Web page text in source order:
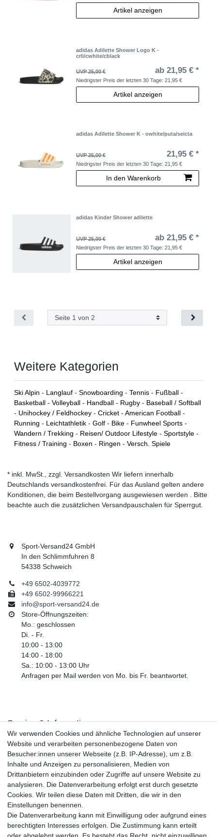
Artikel anzeigen
adidas Adilette Shower Logo K -
crli/cwhite/cblack
UVP 25,00 € ab 21,95 € *
Niedrigster Preis der letzten 30 Tage:21,95 €
Artikel anzeigen
adidas Adilette Shower K - owhite/puta/seicta
UVP 25,00 € 21,95 € *
Niedrigster Preis der letzten 30 Tage:21,95 €
In den Warenkorb
adidas Kinder Shower adilette
UVP 25,00 € ab 21,95 € *
Niedrigster Preis der letzten 30 Tage:21,95 €
Artikel anzeigen
Weitere Kategorien
Ski Alpin - Langlauf - Snowboarding - Tennis - Fußball -
Basketball - Volleyball - Handball - Rugby - Baseball / Softball
- Unihockey / Feldhockey - Cricket - American Football -
Running - Leichtathletik - Golf - Bike - Funwheel Sports -
Wandern / Trekking - Reisen/ Outdoor Lifestyle - Sportstyle -
Fitness / Training - Boxen - Ringen - Versch. Spiele
* inkl. MwSt., zzgl. Versandkosten Wir liefern innerhalb
Deutschlands versandkostenfrei. Für das Ausland gelten andere
Konditionen, die beim Bestellvorgang ausgewiesen werden . Bitte
beachte auch die zusätzlichen Versandpauschalen für Sperrgut.
Sport-Versand24 GmbH
In den Schlimmfuhren 8
54338 Schweich
+49 6502-4039772
+49 6502-99966221
info@sport-versand24.de
Store-Öffnungszeiten:
Mo.: geschlossen
Di. - Fr.
10:00 - 13:00
14:00 - 18:00
Sa.: 10:00 - 13:00 Uhr
Anfragen per Mail werden von Mo. bis Fr. beantwortet.
Service & Informationen
Kontakt
Retouren
Widerrufsrecht
Widerrufs­formular
Impressum
Daten­schutz­erklärung
AGB
Größentabelle
Kataloge
Barrierefreiheitserklärung
Wir verwenden Cookies und ähnliche Technologien auf unserer
Website und verarbeiten personenbezogene Daten von
Besucher:innen unserer Webseite (z.B. IP-Adresse), um z.B.
Inhalte und Anzeigen zu personalisieren, Medien von
Drittanbietern einzubinden oder Zugriffe auf unsere Website zu
analysieren. Die Datenverarbeitung erfolgt erst durch gesetzte
Cookies. Wir teilen diese Daten mit Dritten, die wir in den
Einstellungen benennen.
Die Datenverarbeitung kann mit Einwilligung oder aufgrund eines
berechtigten Interesses erfolgen. Die Zustimmung kann erteilt